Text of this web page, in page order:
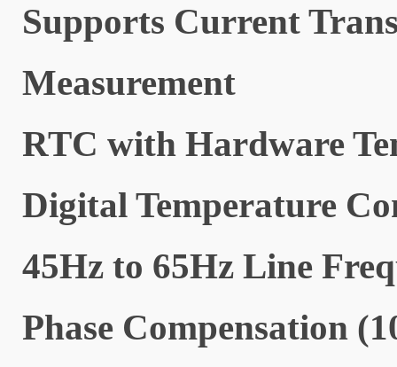
Supports Current
Measurement
RTC with Hardware
Digital Temperature
45Hz to 65Hz Line
Phase Compensation